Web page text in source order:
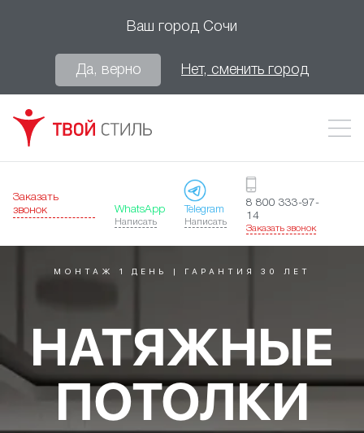
Ваш город Сочи
Да, верно Нет, сменить город
Заказать
звонок
WhatsApp
Написать
Telegram
Написать
8 800 333-97-
14
Заказать звонок
МОНТАЖ 1 ДЕНЬ | ГАРАНТИЯ 30 ЛЕТ
НАТЯЖНЫЕ
ПОТОЛКИ